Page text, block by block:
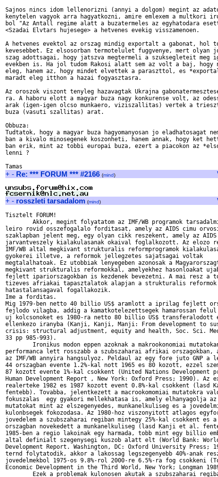
Sajnos nincs idom lellenorizni (annyi a dolgom) megint az
kenytelen vagyok arra hagyatkozni, amire emlexem a multkori
bol "Az Antall regime alatt a buzatermeles az egyhatodara
<Szadai Elvtars hujesege> a hetvenes evekig visszamenoen.
A hetvenes evektol az orszag mindig exportalt a gabonat, hol
kevesebbet. Ez elsosorban termotelulet fuggvenye, mert olyan
szag adottsagai, hogy jatszva megtermeli a szuksegleteit meg
evekben is. Ha jol tudom Rakosi alatt sem az volt a baj, hogy
eleg, hanem az, hogy mindet elvettek a paraszttol, es
maradt eleg itthon a hazai fogyasztasra.
Az oroszok viszont tenyleg hazavagtak Ukrajna
ra. A haboru elott a magyar buza nagy konkurense volt, az
arak (igen-igen olcso munkaero, viziszallitas) vertek a
buza (vasuti szallitas) arat.
Obbuza:
Tudtatok, hogy a magyar buza hagyomanyosan jo eladhatosagat
ban a kivalo minosegenek koszonheti, hanem annak, hogy ket
ban erik, mint az tobbi europai buza, ezert a piacokon az
lenni ?
+ - Re: *** FORUM *** #2166 (mind)
+ - rosszleti tarsadalom (mind)
Tisztelt FORUM!
leiro rovid osszefogalalo forditasat, amely az AIDS cimu
szaklapban jelent meg, egy olyan cikk reszekent, amely az
jarvantveszely kialakulasanak okaival foglalkozott. Az elozo
IMF/WB altal megkivant strukturalis reformprogramok
gyokerei illetve, a reformok jellegzetes sajatsagai voltak
megtalalhatoak. Ez utobbiak lenyegeben azonosak a
megkivant strukturalis reformokkal, amelyekhez hasonloakat
fejlett ipariorszagokban is kezdenek bevezetni. A mai resz a
tizeves afriakai tapasztalatok alapjan a strukturalis
hatastalansagaval fogallakozik.
Ime a forditas.
Mig 1979-ben netto 40 billio US$ aramlott a iprilag fejlett
fejlodo vilagba, addig a kamatkotelezettsegek hamarossan
uj kolcsonoket es 1980-ra netto 80 billio US$ transferalodott
ellenkezo iranyba (Kanji, Kanji, Manji: From development to
crisis: structural adjustment, equity and health, Soc. Sci.
33 pp 985-993).
performanca lett rosszabb a szubszaharai afrikai orszagokban,
az IMF/WB annyira hangsulyoz. Peldaul az egy fore juto GNP a
44 orszagban evente 1.2%-kal nott 1965 es 80 kozott, ezzel
87 kozott evente 1%-kal csokkent (United Nations Development
Human Development Report , New York: Oxford Press; 1990). Az
realerteke 1982 es 1987 kozott event 0.8%-kal csokkent
fentebb). Tovabba, jelentkezett a macrookomomiai mutatokra
fokuszalas  egy gyakori mellekhatasa is, amely elhanyagolja
mutatokat mint az elszegenyedes, munkanelkuliseg es a
kulonbsegek fokozodasa. Az 1980-hoz viszonyitott atlagos
jovedelem a szubszaharai regiban mintegy 25%-kal csokkent es
orszagban novekedett a munkanelkuliseg (lasd Kanji et al.
1985-ben a regio lakoinak egy harmada, tobb mint egy billio
altal definialt szegenysegi kuszob alatt elt (World Bank:
Development Report. Washington, DC: Oxford University Press;
ternd folytatodik, akkor a lakossag legszegenyebb 40%-anak
jovedelmekbol 1975-os 9.8%-rol 2000-re 6.5%-ra fog csokkeni
Economic Development in the Third World, New York; Longman